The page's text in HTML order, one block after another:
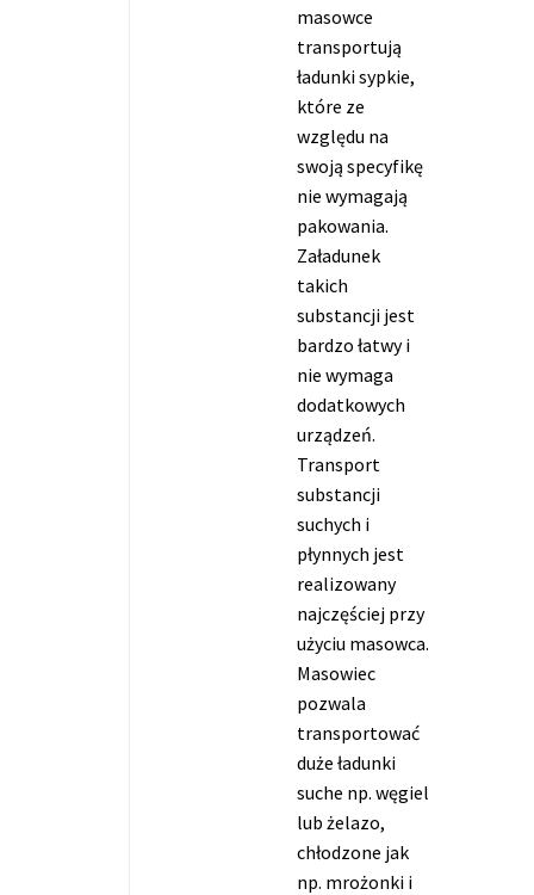
masowce
transportują
ładunki sypkie,
które ze
względu na
swoją specyfikę
nie wymagają
pakowania.
Załadunek
takich
substancji jest
bardzo łatwy i
nie wymaga
dodatkowych
urządzeń.
Transport
substancji
suchych i
płynnych jest
realizowany
najczęściej przy
użyciu masowca.
Masowiec
pozwala
transportować
duże ładunki
suche np. węgiel
lub żelazo,
chłodzone jak
np. mrożonki i